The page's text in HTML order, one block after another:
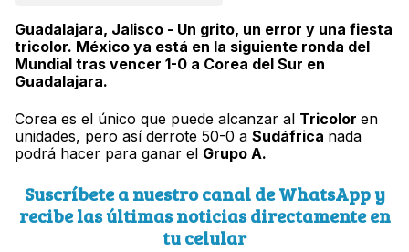
Guadalajara, Jalisco - Un grito, un error y una fiesta
tricolor. México ya está en la siguiente ronda del
Mundial tras vencer 1-0 a Corea del Sur en
Guadalajara.
Corea es el único que puede alcanzar al Tricolor en
unidades, pero así derrote 50-0 a Sudáfrica nada
podrá hacer para ganar el Grupo A.
Suscríbete a nuestro canal de WhatsApp y
recibe las últimas noticias directamente en
tu celular